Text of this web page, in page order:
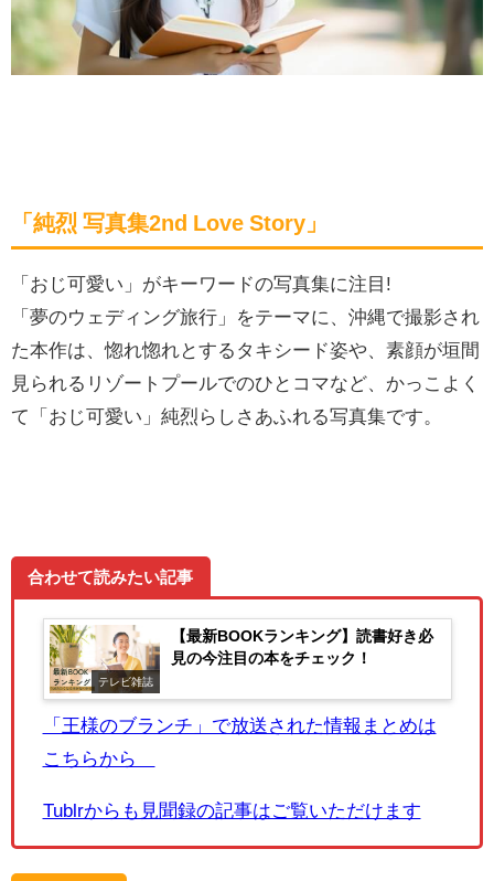
「純烈 写真集2nd Love Story」
「おじ可愛い」がキーワードの写真集に注目!
「夢のウェディング旅行」をテーマに、沖縄で撮影され
た本作は、惚れ惚れとするタキシード姿や、素顔が垣間
見られるリゾートプールでのひとコマなど、かっこよく
て「おじ可愛い」純烈らしさあふれる写真集です。
合わせて読みたい記事
テレビ雑誌
【最新BOOKランキング】読書好き必
見の今注目の本をチェック！
「王様のブランチ」で放送された情報まとめは
こちらから
Tublrからも見聞録の記事はご覧いただけます